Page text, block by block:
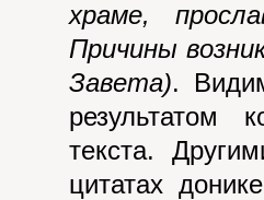
храме,
Причины
Завета).
результатом
текста.
цитатах